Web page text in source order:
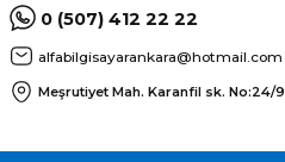
0 (507) 412 22 22
alfabilgisayarankara@hotmail.com
Meşrutiyet Mah. Karanfil sk. No:24/9